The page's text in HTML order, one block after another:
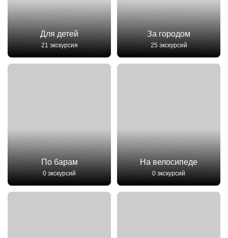
Для детей
21 экскурсия
За городом
25 экскурсий
По барам
0 экскурсий
На велосипеде
0 экскурсий